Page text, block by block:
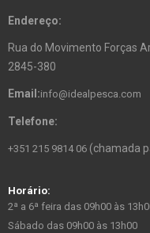
Endereço:
Rua do Movimento Forças
2845-380
Email:info@idealpesca.com
Telefone:
+351 215 9814 06 (chamada
Horário:
2ª a 6ª feira das 09h00 às
Sábado das 09h00 às 13h00